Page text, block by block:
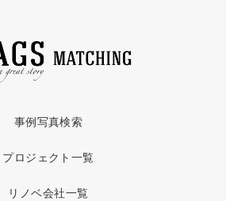
事例写真検索
プロジェクト一覧
リノベ会社一覧